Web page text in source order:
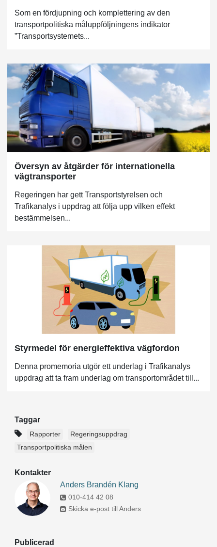
Som en fördjupning och komplettering av den
transportpolitiska måluppföljningens indikator
”Transportsystemets...
Översyn av åtgärder för internationella
vägtransporter
Regeringen har gett Transportstyrelsen och
Trafikanalys i uppdrag att följa upp vilken effekt
bestämmelsen...
Styrmedel för energieffektiva vägfordon
Denna promemoria utgör ett underlag i Trafikanalys
uppdrag att ta fram underlag om transportområdet till...
Taggar
Rapporter
Regeringsuppdrag
Transportpolitiska målen
Kontakter
Anders Brandén Klang
010-414 42 08
Skicka e-post till Anders
Publicerad